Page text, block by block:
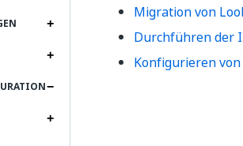
Migration von
Durchführen der
Konfigurieren